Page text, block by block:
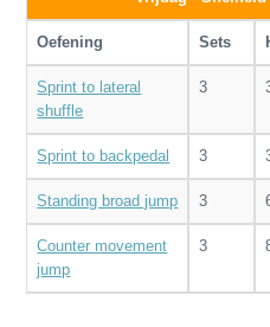
Oefening Sets
Sprint to lateral
shuffle
3
Sprint to backpedal 3
Standing broad jump 3
Counter movement
jump
3